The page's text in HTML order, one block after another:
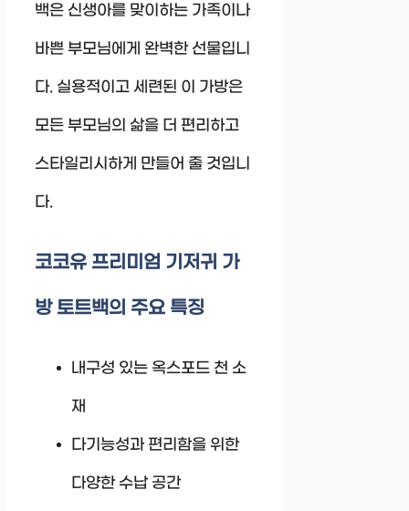
백은 신생아를 맞이하는 가족이나
바쁜 부모님에게 완벽한 선물입니
다. 실용적이고 세련된 이 가방은
모든 부모님의 삶을 더 편리하고
스타일리시하게 만들어 줄 것입니
다.
코코유 프리미엄 기저귀 가
방 토트백의 주요 특징
내구성 있는 옥스포드 천 소
재
다기능성과 편리함을 위한
다양한 수납 공간